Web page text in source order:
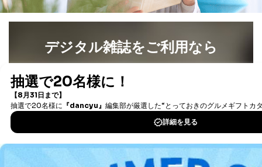
４．開示対象個人情報の「開示」「訂正」等の請求につ
当社は、本人から、開示対象個人情報について利用目的
の通知を求められた場合には、遅滞なくこれに応じま
す。ただし、以下①～④のいずれかに該当する場合は、
利用目的の通知を行なうことはできません。そのとき
は、本人に遅滞無くその旨を通知するとともに、理由を
説明させていただきます。
①利用目的を本人に通知し、又は公表することによって
本人又は第三者の生命、身体、財産その他の権利利益を
害するおそれがある場合
②利用目的を本人に通知し、又は公表することによって
当該事業者の権利又は正当な利益を害するおそれがある
デジタル雑誌をご利用なら
書籍）が無料で読み放題！
DOWNLOAD FOR IOS
DOWNLOAD FOR ANDROID